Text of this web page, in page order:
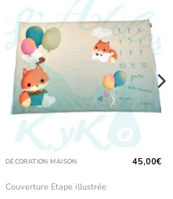
DÉCORATION MAISON
Couverture Etape illustrée
45,00€